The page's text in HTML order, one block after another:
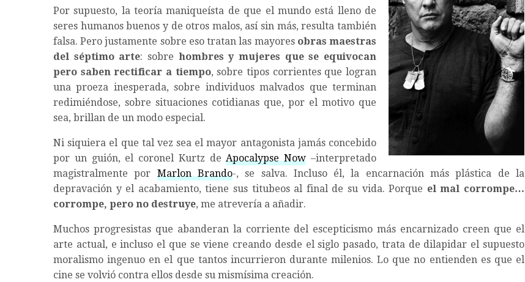
Por supuesto, la teoría maniqueísta de que el mundo está lleno de
seres humanos buenos y de otros malos, así sin más, resulta también
falsa. Pero justamente sobre eso tratan las mayores obras maestras
del séptimo arte: sobre hombres y mujeres que se equivocan
pero saben rectificar a tiempo, sobre tipos corrientes que logran
una proeza inesperada, sobre individuos malvados que terminan
redimiéndose, sobre situaciones cotidianas que, por el motivo que
sea, brillan de un modo especial.
Ni siquiera el que tal vez sea el mayor antagonista jamás concebido
por un guión, el coronel Kurtz deApocalypse Now –interpretado
magistralmente por Marlon Brando-, se salva. Incluso él, la encarnación más plástica de la
depravación y el acabamiento, tiene sus titubeos al final de su vida. Porque el mal corrompe…
corrompe, pero no destruye, me atrevería a añadir.
Muchos progresistas que abanderan la corriente del escepticismo más encarnizado creen que el
arte actual, e incluso el que se viene creando desde el siglo pasado, trata de dilapidar el supuesto
moralismo ingenuo en el que tantos incurrieron durante milenios. Lo que no entienden es que el
cine se volvió contra ellos desde su mismísima creación.